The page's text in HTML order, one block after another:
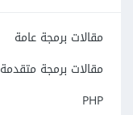
مقالات برمجة عامة
مقالات برمجة متقدمة
PHP